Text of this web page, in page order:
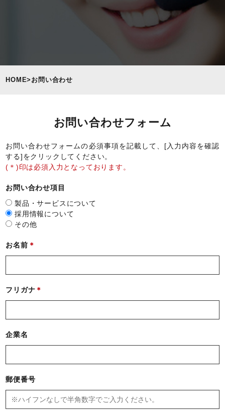
HOME> お問い合わせ
お問い合わせフォーム
お問い合わせフォームの必須事項を記載して、[入力内容を確認
する]をクリックしてください。
(＊)印は必須入力となっております。
お問い合わせ項目
製品・サービスについて
採用情報について
その他
お名前
フリガナ
企業名
郵便番号